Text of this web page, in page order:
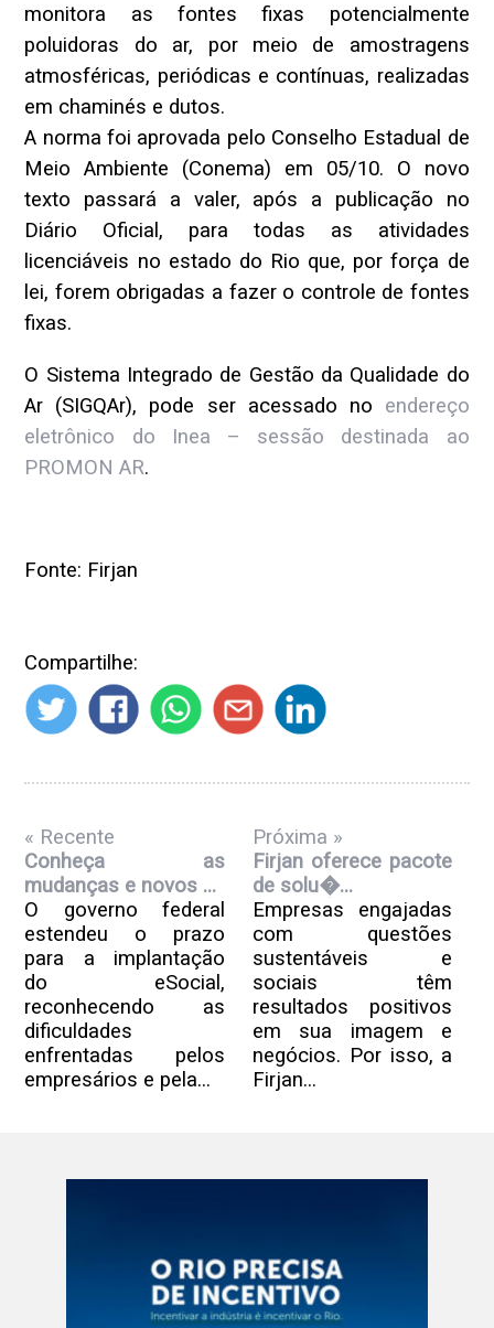
monitora as fontes fixas potencialmente
poluidoras do ar, por meio de amostragens
atmosféricas, periódicas e contínuas, realizadas
em chaminés e dutos.
A norma foi aprovada pelo Conselho Estadual de
Meio Ambiente (Conema) em 05/10. O novo
texto passará a valer, após a publicação no
Diário Oficial, para todas as atividades
licenciáveis no estado do Rio que, por força de
lei, forem obrigadas a fazer o controle de fontes
fixas.
O Sistema Integrado de Gestão da Qualidade do
Ar (SIGQAr), pode ser acessado no endereço
eletrônico do Inea – sessão destinada ao
PROMON AR.
Fonte: Firjan
Compartilhe:
« Recente
Conheça as
mudanças e novos ...
O governo federal
estendeu o prazo
para a implantação
do eSocial,
reconhecendo as
dificuldades
enfrentadas pelos
empresários e pela...
Próxima »
Firjan oferece pacote
de solu�...
Empresas engajadas
com questões
sustentáveis e
sociais têm
resultados positivos
em sua imagem e
negócios. Por isso, a
Firjan...